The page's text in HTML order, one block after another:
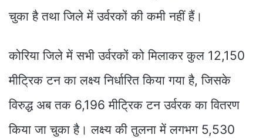
चुका है तथा जिले में उर्वरकों की कमी नहीं हैं।
कोरिया जिले में सभी उर्वरकों को मिलाकर कुल 12,150
मीट्रिक टन का लक्ष्य निर्धारित किया गया है, जिसके
विरुद्ध अब तक 6,196 मीट्रिक टन उर्वरक का वितरण
किया जा चुका है। लक्ष्य की तुलना में लगभग 5,530